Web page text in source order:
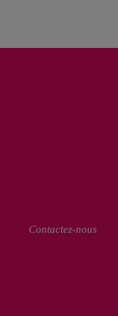
Contactez-nous